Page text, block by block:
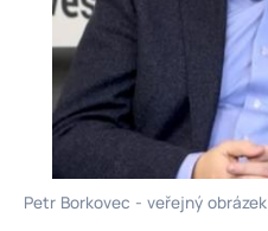
Petr Borkovec - veřejný obrázek